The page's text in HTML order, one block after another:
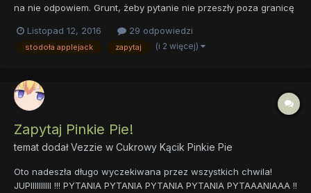
na nie odpowiem. Grunt, żeby pytanie nie przeszły poza granicę
forumowiczów? - Od urodzenia, kolego! - Tak więc, pytajcie!
Listopad 12, 2016 29 odpowiedzi
stodoła applejack zapytaj (i 2 więcej)
Zapytaj Pinkie Pie!
temat dodałVezzie w Cukrowy Kącik Pinkie Pie
Oto nadeszła długo wyczekiwana przez wszystkich chwila!
JUPIIIIIIIIII !!! PYTANIA PYTANIA PYTANIA PYTANIA PYTAAANIAAA !!